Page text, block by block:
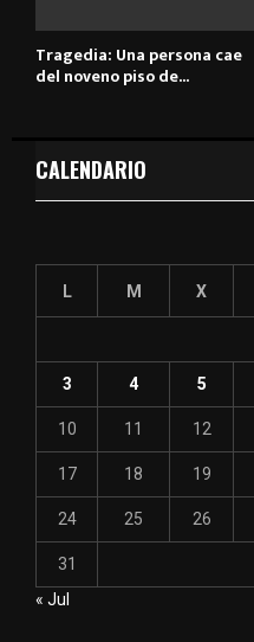
Tragedia: Una persona cae
del noveno piso de...
CALENDARIO
L M X
3 4 5
10 11 12
17 18 19
24 25 26
31
« Jul